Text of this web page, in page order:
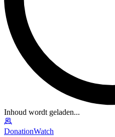
Inhoud wordt geladen...
DonationWatch